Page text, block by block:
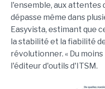
l'ensemble, aux attentes
dépasse même dans
Easyvista, estimant que
la stabilité et la fiabilité
révolutionner. « Du
l'éditeur d'outils d'ITSM.